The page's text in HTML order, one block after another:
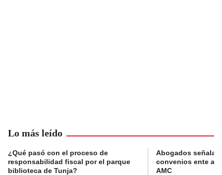
Lo más leído
¿Qué pasó con el proceso de
responsabilidad fiscal por el parque
biblioteca de Tunja?
Abogados
convenios ente
AMC